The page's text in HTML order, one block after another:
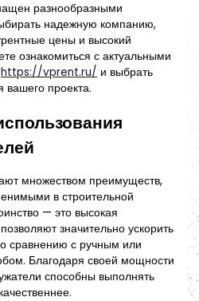
разнообразными
надежную компанию,
цены и высокий
ознакомиться с актуальными
https://vprent.ru/ и выбрать
проекта.
множеством преимуществ,
в строительной
— это высокая
значительно ускорить
сравнению с ручным или
Благодаря своей мощности
способны выполнять